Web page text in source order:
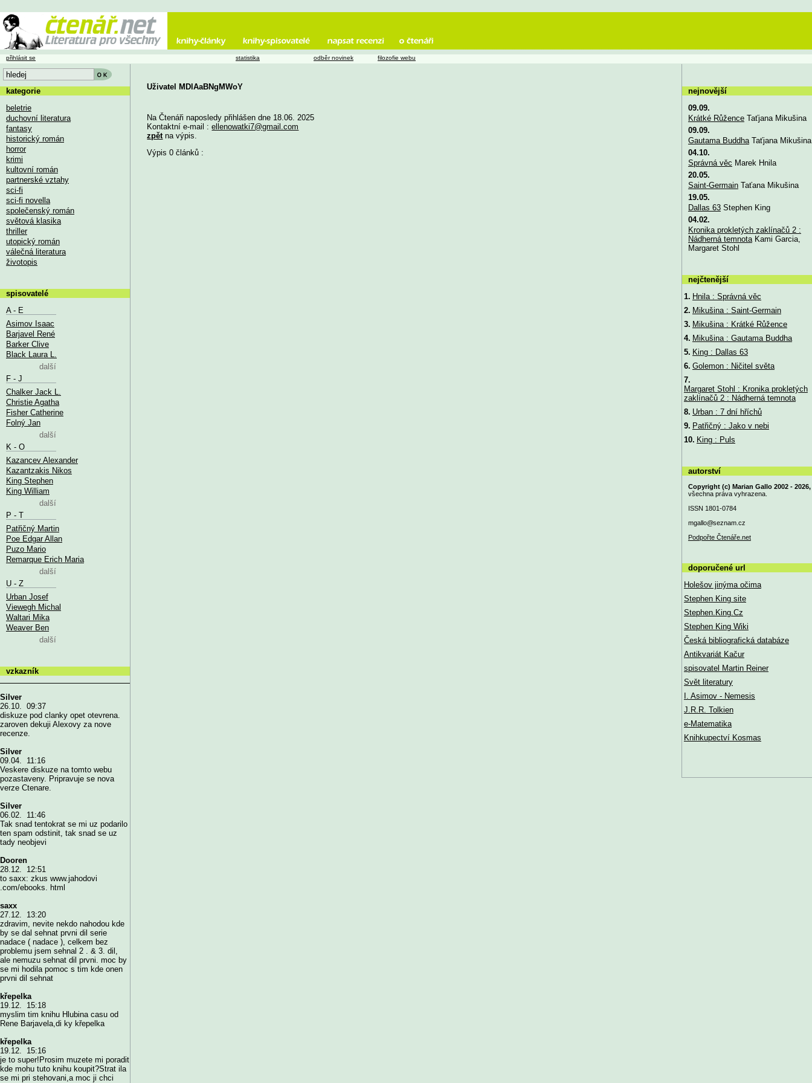
Uživatel MDlAaBNgMWoY
Na Čtenáři naposledy přihlášen dne 18.06. 2025
Kontaktní e-mail :ellenowatki7@gmail.com
zpět na výpis.
Výpis 0 článků :
přihlásit se statistika odběr novinek filozofie webu
kategorie
beletrie
duchovní literatura
fantasy
historický román
horror
krimi
kultovní román
partnerské vztahy
sci-fi
sci-fi novella
společenský román
světová klasika
thriller
utopický román
válečná literatura
životopis
spisovatelé
A - E
Asimov Isaac
Barjavel René
Barker Clive
Black Laura L.
další
F - J
Chalker Jack L.
Christie Agatha
Fisher Catherine
Folný Jan
další
K - O
Kazancev Alexander
Kazantzakis Nikos
King Stephen
King William
další
P - T
Patřičný Martin
Poe Edgar Allan
Puzo Mario
Remarque Erich Maria
další
U - Z
Urban Josef
Viewegh Michal
Waltari Mika
Weaver Ben
další
vzkazník
Silver
26.10. 09:37
diskuze pod clanky opet otevrena.
zaroven dekuji Alexovy za nove
recenze.
Silver
09.04. 11:16
Veskere diskuze na tomto webu
pozastaveny. Pripravuje se nova
verze Ctenare.
Silver
06.02. 11:46
Tak snad tentokrat se mi uz podarilo
ten spam odstinit, tak snad se uz
tady neobjevi
Dooren
28.12. 12:51
to saxx: zkus www.jahodovi
.com/ebooks. html
saxx
27.12. 13:20
zdravim, nevite nekdo nahodou kde
by se dal sehnat prvni dil serie
nadace ( nadace ), celkem bez
problemu jsem sehnal 2 . & 3. dil,
ale nemuzu sehnat dil prvni. moc by
se mi hodila pomoc s tim kde onen
prvni dil sehnat
křepelka
19.12. 15:18
myslim tim knihu Hlubina casu od
Rene Barjavela,di ky křepelka
křepelka
19.12. 15:16
je to super!Prosim muzete mi poradit
kde mohu tuto knihu koupit?Strat ila
se mi pri stehovani,a moc ji chci
nejnovější
09.09.
Krátké RůženceTaťjana Mikušina
09.09.
Gautama BuddhaTaťjana Mikušina
04.10.
Správná věc Marek Hnila
20.05.
Saint-GermainTaťana Mikušina
19.05.
Dallas 63Stephen King
04.02.
Kronika prokletých zaklínačů 2 :
Nádherná temnotaKami Garcia,
Margaret Stohl
nejčtenější
1. Hnila : Správná věc
2. Mikušina : Saint-Germain
3. Mikušina : Krátké Růžence
4. Mikušina : Gautama Buddha
5. King : Dallas 63
6. Golemon : Ničitel světa
7.
Margaret Stohl : Kronika prokletých
zaklínačů 2 : Nádherná temnota
8. Urban : 7 dní hříchů
9. Patřičný : Jako v nebi
10. King : Puls
autorství
Copyright (c) Marian Gallo 2002 - 2026,
všechna práva vyhrazena.
ISSN 1801-0784
mgallo@seznam.cz
Podpořte Čtenáře.net
doporučené url
Holešov jinýma očima
Stephen King site
Stephen.King.Cz
Stephen King Wiki
Česká bibliografická databáze
Antikvariát Kačur
spisovatel Martin Reiner
Svět literatury
I. Asimov - Nemesis
J.R.R. Tolkien
e-Matematika
Knihkupectví Kosmas